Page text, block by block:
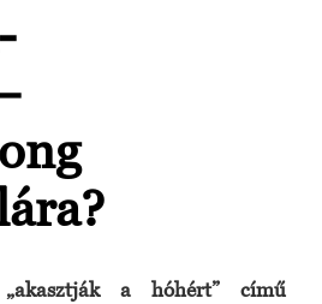
a hóhért” című